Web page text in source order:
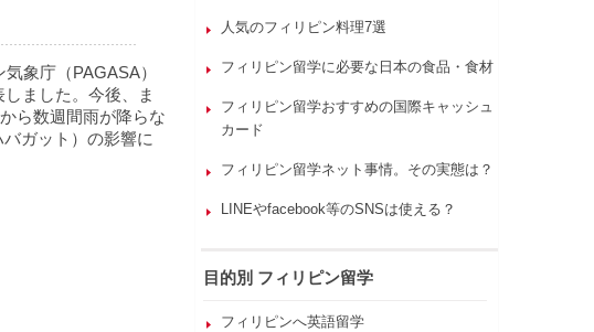
象庁（PAGASA）
ました。今後、ま
ら数週間雨が降らな
ガット）の影響に
人気のフィリピン料理7選
フィリピン留学に必要な日本の食品・食材
フィリピン留学おすすめの国際キャッシュ
カード
フィリピン留学ネット事情。その実態は？
LINEやfacebook等のSNSは使える？
目的別 フィリピン留学
フィリピンへ英語留学